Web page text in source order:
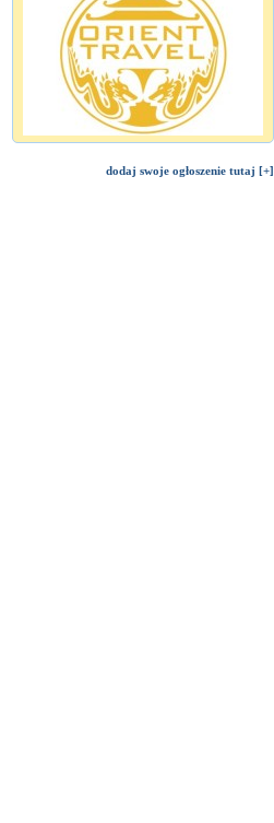
dodaj swoje ogłoszenie tutaj [+]